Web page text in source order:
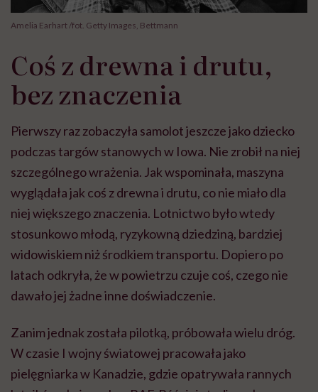
Amelia Earhart /fot. Getty Images, Bettmann
Coś z drewna i drutu,
bez znaczenia
Pierwszy raz zobaczyła samolot jeszcze jako dziecko
podczas targów stanowych w Iowa. Nie zrobił na niej
szczególnego wrażenia. Jak wspominała, maszyna
wyglądała jak coś z drewna i drutu, co nie miało dla
niej większego znaczenia. Lotnictwo było wtedy
stosunkowo młodą, ryzykowną dziedziną, bardziej
widowiskiem niż środkiem transportu. Dopiero po
latach odkryła, że w powietrzu czuje coś, czego nie
dawało jej żadne inne doświadczenie.
Zanim jednak została pilotką, próbowała wielu dróg.
W czasie I wojny światowej pracowała jako
pielęgniarka w Kanadzie, gdzie opatrywała rannych